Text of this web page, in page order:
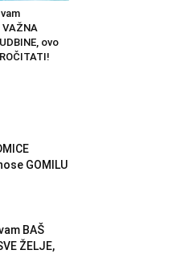
VAŽNA
ovo
GOMILU
BAŠ
ŽELJE,